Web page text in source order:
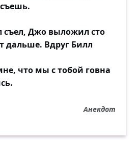
съел, Джо выложил сто
дальше. Вдруг Билл
что мы с тобой говна
Анекдот